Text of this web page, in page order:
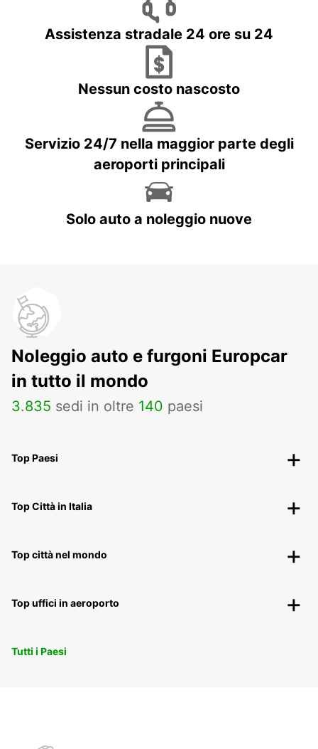
Assistenza stradale 24 ore su 24
Nessun costo nascosto
Servizio 24/7 nella maggior parte degli
aeroporti principali
Solo auto a noleggio nuove
Noleggio auto e furgoni Europcar
in tutto il mondo
3.835 sedi in oltre 140 paesi
Top Paesi
Top Città in Italia
Top città nel mondo
Top uffici in aeroporto
Tutti i Paesi